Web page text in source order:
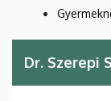
Dr. Szerepi